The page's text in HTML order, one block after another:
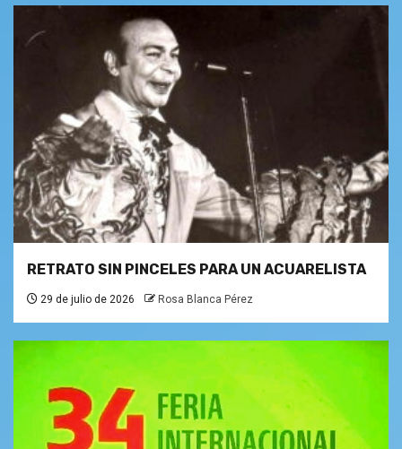
RETRATO SIN PINCELES PARA UN ACUARELISTA
29 de julio de 2026 Rosa Blanca Pérez